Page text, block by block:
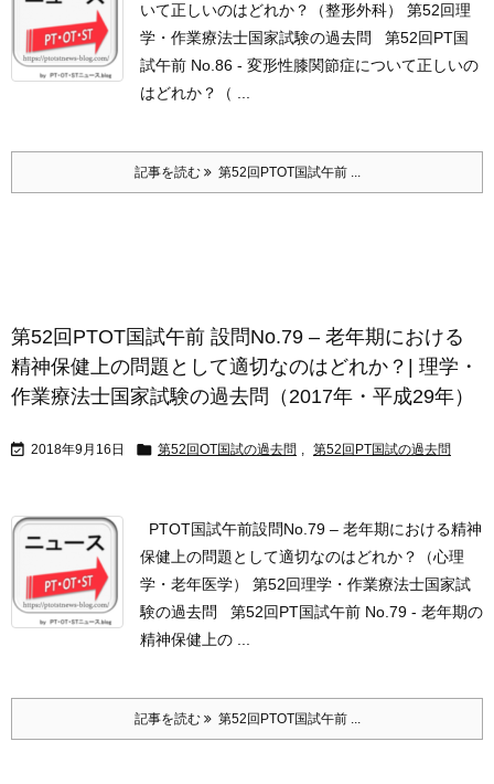
いて正しいのはどれか？（整形外科） 第52回理
学・作業療法士国家試験の過去問 第52回PT国
試午前 No.86 - 変形性膝関節症について正しいの
はどれか？（ ...
記事を読む 第52回PTOT国試午前 ...
第52回PTOT国試午前 設問No.79 – 老年期における
精神保健上の問題として適切なのはどれか？| 理学・
作業療法士国家試験の過去問（2017年・平成29年）
 2018年9月16日  第52回OT国試の過去問 , 第52回PT国試の過去問
PTOT国試午前設問No.79 – 老年期における精神
保健上の問題として適切なのはどれか？（心理
学・老年医学） 第52回理学・作業療法士国家試
験の過去問 第52回PT国試午前 No.79 - 老年期の
精神保健上の ...
記事を読む 第52回PTOT国試午前 ...